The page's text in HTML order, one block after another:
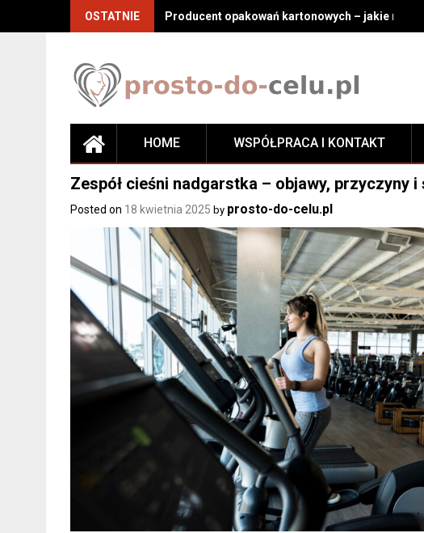
OSTATNIE Producent opakowań kartonowych – jakie
HOME WSPÓŁPRACA I KONTAKT
Zespół cieśni nadgarstka – objawy, przyczyny
Posted on 18 kwietnia 2025 by prosto-do-celu.pl